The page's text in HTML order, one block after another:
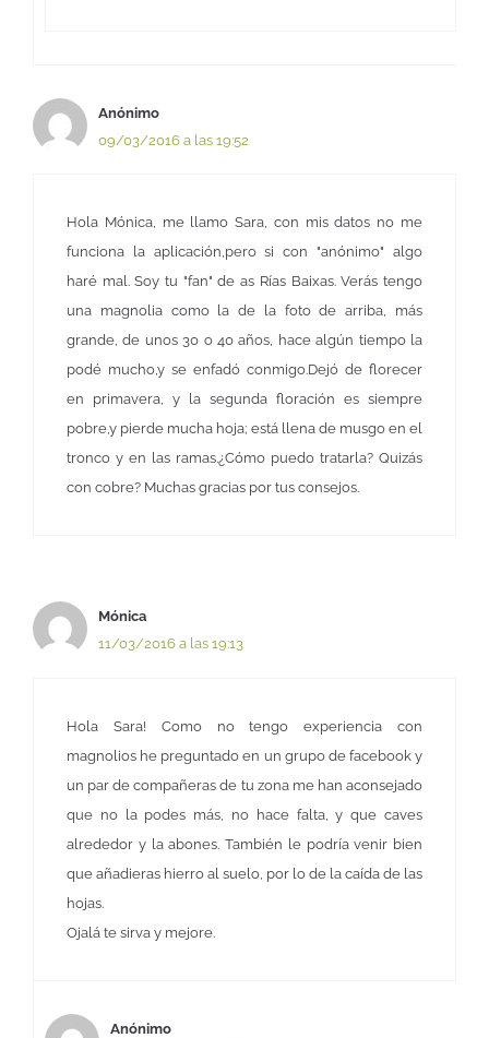
Anónimo
09/03/2016 a las 19:52
Hola Mónica, me llamo Sara, con mis datos no me
funciona la aplicación,pero si con "anónimo" algo
haré mal. Soy tu "fan" de as Rías Baixas. Verás tengo
una magnolia como la de la foto de arriba, más
grande, de unos 30 o 40 años, hace algún tiempo la
podé mucho,y se enfadó conmigo.Dejó de florecer
en primavera, y la segunda floración es siempre
pobre,y pierde mucha hoja; está llena de musgo en el
tronco y en las ramas.¿Cómo puedo tratarla? Quizás
con cobre? Muchas gracias por tus consejos.
Mónica
11/03/2016 a las 19:13
Hola Sara! Como no tengo experiencia con
magnolios he preguntado en un grupo de facebook y
un par de compañeras de tu zona me han aconsejado
que no la podes más, no hace falta, y que caves
alrededor y la abones. También le podría venir bien
que añadieras hierro al suelo, por lo de la caída de las
hojas.
Ojalá te sirva y mejore.
Anónimo